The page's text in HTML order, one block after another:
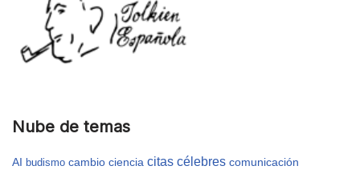
Nube de temas
AI budismo cambio ciencia citas célebres comunicación